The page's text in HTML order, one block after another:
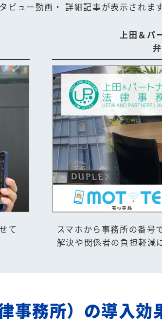
ビュー動画・ 詳細記事が表示されます
て
上田＆パ
スマホから事務所の番号
解決や関係者の負担軽減
事務所）の導入効